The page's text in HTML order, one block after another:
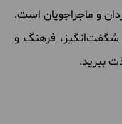
و ماجراجویان است.
شگفت‌انگیز، فرهنگ و
ببرید.